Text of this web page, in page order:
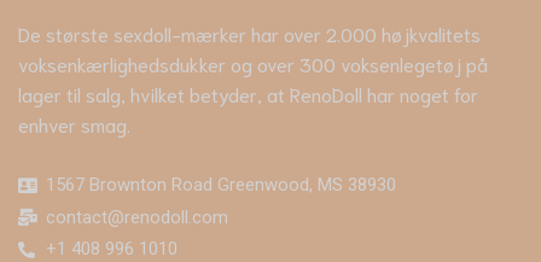
De største sexdoll-mærker har over 2.000 højkvalitets
voksenkærlighedsdukker og over 300 voksenlegetøj på
lager til salg, hvilket betyder, at RenoDoll har noget for
enhver smag.
1567 Brownton Road Greenwood, MS 38930
contact@renodoll.com
+1 408 996 1010